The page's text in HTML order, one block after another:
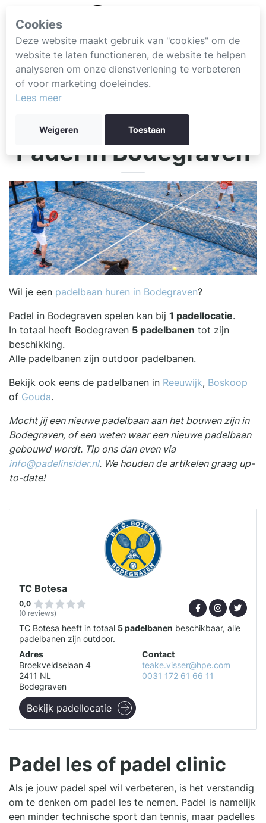
Cookies
Deze website maakt gebruik van "cookies" om de
website te laten functioneren, de website te helpen
analyseren om onze dienstverlening te verbeteren
of voor marketing doeleindes.
Lees meer
Weigeren Toestaan
Padel in Bodegraven
Wil je een padelbaan huren in Bodegraven?
Padel in Bodegraven spelen kan bij 1 padellocatie.
In totaal heeft Bodegraven 5 padelbanen tot zijn
beschikking.
Alle padelbanen zijn outdoor padelbanen.
Bekijk ook eens de padelbanen in Reeuwijk, Boskoop
of Gouda.
Mocht jij een nieuwe padelbaan aan het bouwen zijn in
Bodegraven, of een weten waar een nieuwe padelbaan
gebouwd wordt. Tip ons dan even via
info@padelinsider.nl. We houden de artikelen graag up-
to-date!
TC Botesa
0,0
(0 reviews)
TC Botesa heeft in totaal 5 padelbanen beschikbaar, alle
padelbanen zijn outdoor.
Adres
Broekveldselaan 4
2411 NL
Bodegraven
Contact
teake.visser@hpe.com
0031 172 61 66 11
Bekijk padellocatie
Padel les of padel clinic
Als je jouw padel spel wil verbeteren, is het verstandig
om te denken om padel les te nemen. Padel is namelijk
een minder technische sport dan tennis, maar padelles